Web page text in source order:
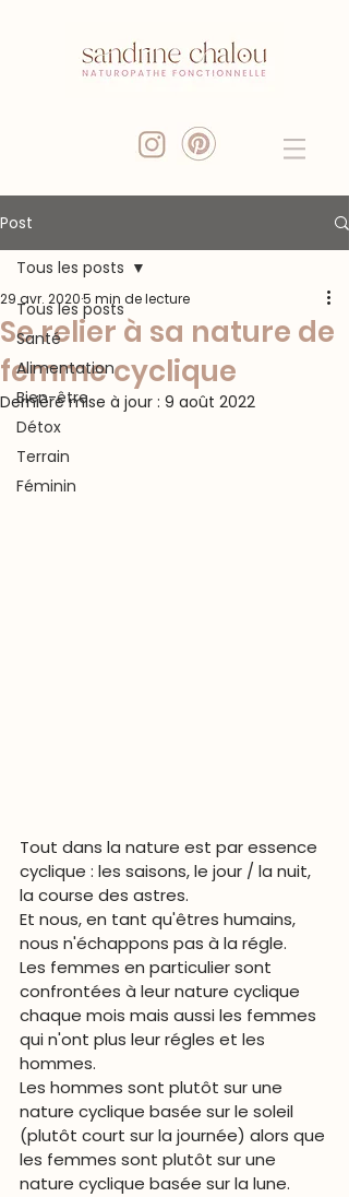
Post
Tous les posts
Santé
Alimentation
Bien-être
Détox
Terrain
Féminin
Tous les posts
Se relier à sa nature de
femme cyclique
29 avr. 20205 min de lecture
Dernière mise à jour : 9 août 2022
Tout dans la nature est par essence
cyclique : les saisons, le jour / la nuit,
la course des astres.
Et nous, en tant qu'êtres humains,
nous n'échappons pas à la régle.
Les femmes en particulier sont
confrontées à leur nature cyclique
chaque mois mais aussi les femmes
qui n'ont plus leur régles et les
hommes.
Les hommes sont plutôt sur une
nature cyclique basée sur le soleil
(plutôt court sur la journée) alors que
les femmes sont plutôt sur une
nature cyclique basée sur la lune.